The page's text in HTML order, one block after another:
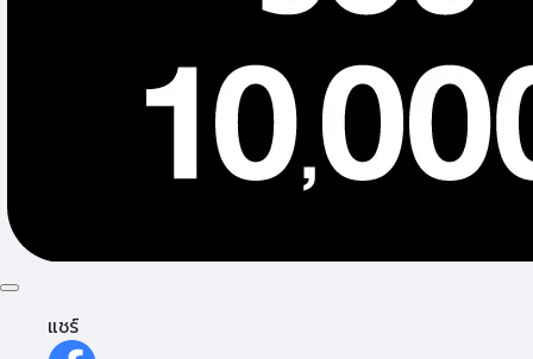
แชร์